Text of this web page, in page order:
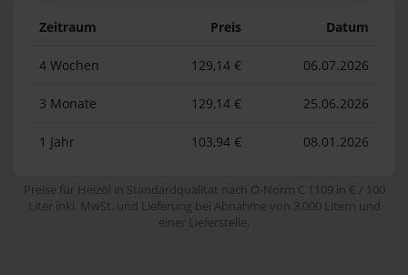
Zeitraum Preis Datum
4 Wochen 129,14 € 06.07.2026
3 Monate 129,14 € 25.06.2026
1 Jahr 103,94 € 08.01.2026
Preise für Heizöl in Standardqualität nach Ö-Norm C 1109 in € / 100
Liter inkl. MwSt. und Lieferung bei Abnahme von 3.000 Litern und
einer Lieferstelle.